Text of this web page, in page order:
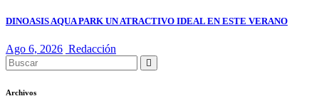
DINOASIS AQUA PARK UN ATRACTIVO IDEAL EN ESTE VERANO
Ago 6, 2026 Redacción
Archivos